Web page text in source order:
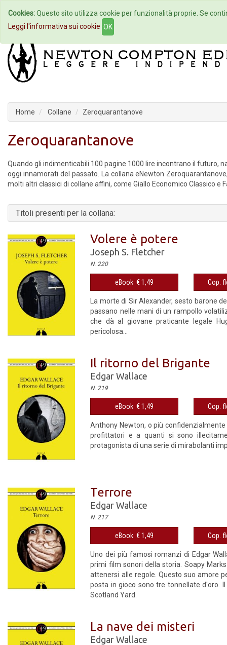
Home Autori Eventi
Home Collane Zeroquarantanove
Zeroquarantanove
Quando gli indimenticabili 100 pagine 1000 lire incontrano il futuro,
oggi innamorati del passato. La collana eNewton
molti altri classici di collane affini, come Giallo Economico Classico
Titoli presenti per la collana:
Volere è potere
Joseph S. Fletcher
N. 220
eBook € 1,49 Cop.
La morte di Sir Alexander, sesto barone
passano nelle mani di un rampollo
che dà al giovane praticante legale
pericolosa...
Il ritorno del Brigante
Edgar Wallace
N. 219
eBook € 1,49 Cop.
Anthony Newton, o più
profittatori e a quanti si sono
protagonista di una serie di mirabolanti
Terrore
Edgar Wallace
N. 217
eBook € 1,49 Cop.
Uno dei più famosi romanzi di Edgar
primi film sonori della storia. Soapy
attenersi alle regole. Questo suo amore
posta in gioco sono tre tonnellate d'oro.
Scotland Yard.
La nave dei misteri
Edgar Wallace
Cookies:Questo sito utilizza cookie per funzionalità proprie. Se
Leggi l'informativa sui cookie OK